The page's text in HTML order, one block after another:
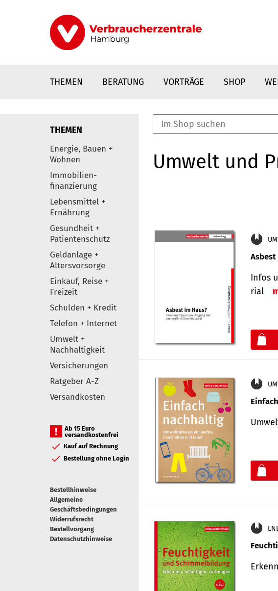
THEMEN BERATUNG VORTRÄGE SHOP
Elemente
THEMEN
Energie, Bauen +
Wohnen
Immobilien-
finanzierung
Lebensmittel +
Ernährung
Gesundheit +
Patientenschutz
Geldanlage +
Altersvorsorge
Einkauf, Reise +
Freizeit
Schulden + Kredit
Telefon + Internet
Umwelt +
Nachhaltigkeit
Versicherungen
Ratgeber A-Z
Versandkosten
Ab 15 Euro
versandkostenfrei
Kauf auf Rechnung
Bestellung ohne Login
Bestellhinweise
Allgemeine
Geschäftsbedingungen
Widerrufsrecht
Bestellvorgang
Datenschutzhinweise
Umwelt und
Asbest
Infos
rial